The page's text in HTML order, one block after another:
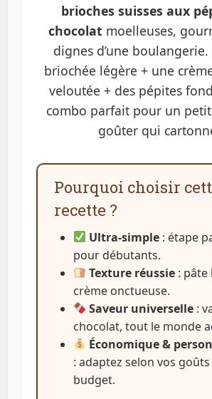
brioches suisses aux
chocolat moelleuses,
dignes d’une
briochée légère + une
veloutée + des pépites
combo parfait pour un
goûter qui
Pourquoi choisir
recette ?
Ultra-simple : étape
pour débutants.
Texture réussie : pâte
crème onctueuse.
Saveur universelle :
chocolat, tout le monde
Économique &
: adaptez selon vos
budget.